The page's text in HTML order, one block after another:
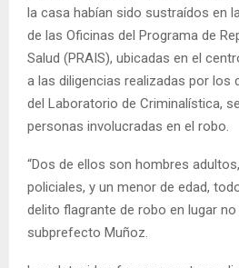
la casa habían sido sustraídos en
de las Oficinas del Programa de
Salud (PRAIS), ubicadas en el
a las diligencias realizadas por los
del Laboratorio de Criminalística,
personas involucradas en el robo.
“Dos de ellos son hombres
policiales, y un menor de edad,
delito flagrante de robo en lugar no
subprefecto Muñoz.